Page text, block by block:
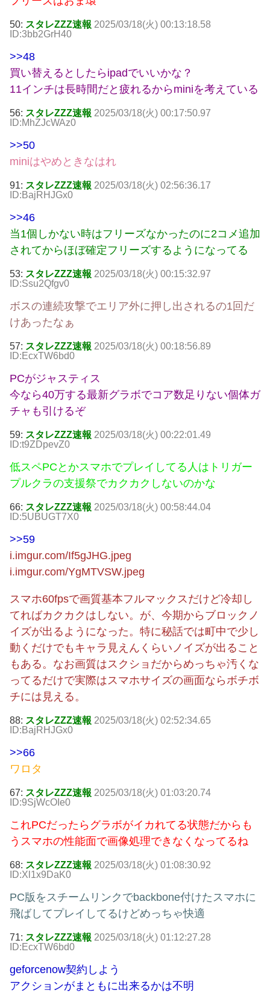
50: スタレZZZ速報 2025/03/18(火) 00:13:18.58
ID:3bb2GrH40
>>48
買い替えるとしたらipadでいいかな？
11インチは長時間だと疲れるからminiを考えている
56: スタレZZZ速報 2025/03/18(火) 00:17:50.97
ID:MhZJcWAz0
>>50
miniはやめときなはれ
91: スタレZZZ速報 2025/03/18(火) 02:56:36.17
ID:BajRHJGx0
>>46
当1個しかない時はフリーズなかったのに2コメ追加
されてからほぼ確定フリーズするようになってる
53: スタレZZZ速報 2025/03/18(火) 00:15:32.97
ID:Ssu2Qfgv0
ボスの連続攻撃でエリア外に押し出されるの1回だ
けあったなぁ
57: スタレZZZ速報 2025/03/18(火) 00:18:56.89
ID:EcxTW6bd0
PCがジャスティス
今なら40万する最新グラボでコア数足りない個体ガ
チャも引けるぞ
59: スタレZZZ速報 2025/03/18(火) 00:22:01.49
ID:t9ZDpevZ0
低スペPCとかスマホでプレイしてる人はトリガー
プルクラの支援祭でカクカクしないのかな
66: スタレZZZ速報 2025/03/18(火) 00:58:44.04
ID:5UBUGT7X0
>>59
i.imgur.com/If5gJHG.jpeg
i.imgur.com/YgMTVSW.jpeg
スマホ60fpsで画質基本フルマックスだけど冷却し
てればカクカクはしない。が、今期からブロックノ
イズが出るようになった。特に秘話では町中で少し
動くだけでもキャラ見えんくらいノイズが出ること
もある。なお画質はスクショだからめっちゃ汚くな
ってるだけで実際はスマホサイズの画面ならボチボ
チには見える。
88: スタレZZZ速報 2025/03/18(火) 02:52:34.65
ID:BajRHJGx0
>>66
ワロタ
67: スタレZZZ速報 2025/03/18(火) 01:03:20.74
ID:9SjWcOIe0
これPCだったらグラボがイカれてる状態だからも
うスマホの性能面で画像処理できなくなってるね
68: スタレZZZ速報 2025/03/18(火) 01:08:30.92
ID:Xl1x9DaK0
PC版をスチームリンクでbackbone付けたスマホに
飛ばしてプレイしてるけどめっちゃ快適
71: スタレZZZ速報 2025/03/18(火) 01:12:27.28
ID:EcxTW6bd0
geforcenow契約しよう
アクションがまともに出来るかは不明